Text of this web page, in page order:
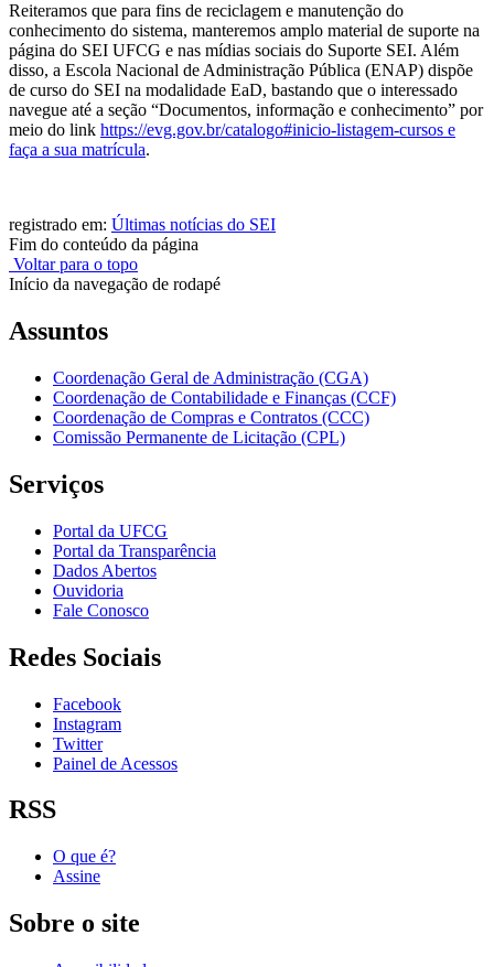
Reiteramos que para fins de reciclagem e manutenção do
conhecimento do sistema, manteremos amplo material de suporte na
página do SEI UFCG e nas mídias sociais do Suporte SEI. Além
disso, a Escola Nacional de Administração Pública (ENAP) dispõe
de curso do SEI na modalidade EaD, bastando que o interessado
navegue até a seção “Documentos, informação e conhecimento” por
meio do link https://evg.gov.br/catalogo#inicio-listagem-cursos e
faça a sua matrícula.
registrado em: Últimas notícias do SEI
Fim do conteúdo da página
Voltar para o topo
Início da navegação de rodapé
Assuntos
Coordenação Geral de Administração (CGA)
Coordenação de Contabilidade e Finanças (CCF)
Coordenação de Compras e Contratos (CCC)
Comissão Permanente de Licitação (CPL)
Serviços
Portal da UFCG
Portal da Transparência
Dados Abertos
Ouvidoria
Fale Conosco
Redes Sociais
Facebook
Instagram
Twitter
Painel de Acessos
RSS
O que é?
Assine
Sobre o site